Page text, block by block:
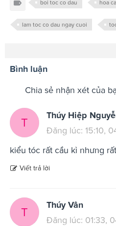
boi toc co dau hoa
lam toc co dau ngay cuoi
Bình luận
Chia sẻ nhận xét của
T
Thúy Hiệp
Đăng lúc: 15:10,
kiểu tóc rất cầu kì nhưng
Viết trả lời
T
Thúy Vân
Đăng lúc: 01:33,